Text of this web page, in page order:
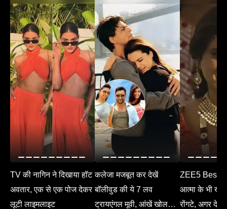
TV की नागिन ने दिखाया हॉट
अवतार, एक से एक पोज देकर
लूटी लाइमलाइट
कलेजा मजबूत कर देखें
बॉलीवुड की ये 7 लव
ट्रायएंगल मूवी, आंखें खोल
ZEE5 Best
आत्मा के भी खड़े
रोंगटे, अगर देख